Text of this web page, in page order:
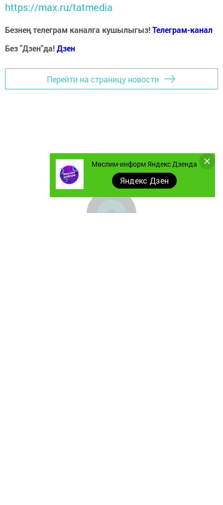
https://max.ru/tatmedia
Безнең телеграм каналга кушылыгыз!Телеграм-канал
Без "Дзен"да!Дзен
Перейти на страницу новости
Мөслим-информ Яндекс Дзенда
Яндекс Дзен